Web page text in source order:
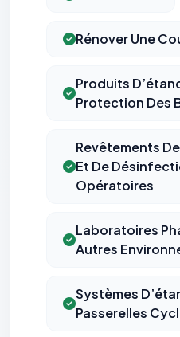
Rénover Une
Produits
Protection Des
Revêtements
Et De
Opératoires
Laboratoires
Autres
Systèmes
Passerelles